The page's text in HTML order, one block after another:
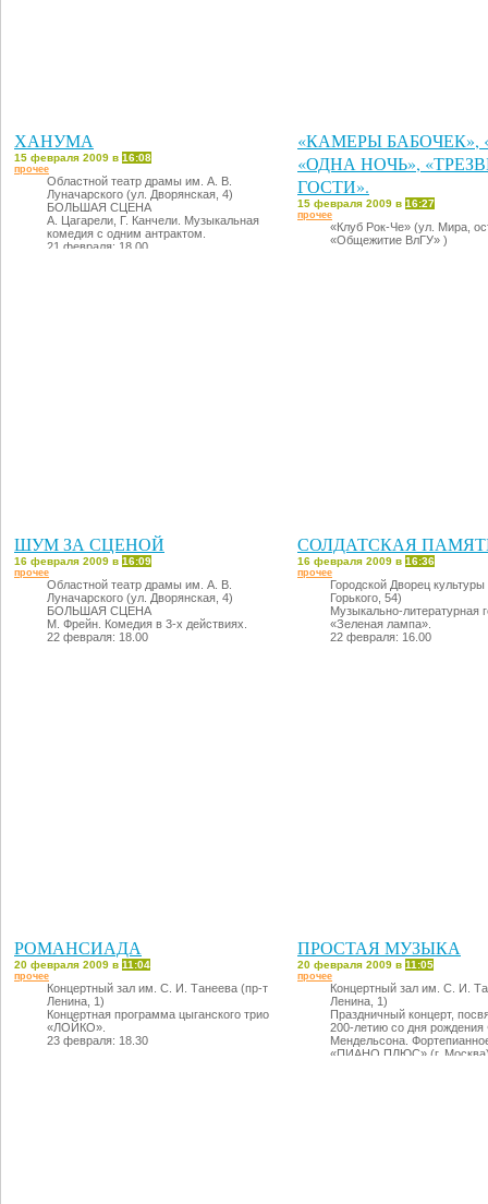
ХАНУМА
15 февраля 2009 в 16:08
прочее
Областной театр драмы им. А. В.
Луначарского (ул. Дворянская, 4)
БОЛЬШАЯ СЦЕНА
А. Цагарели, Г. Канчели. Музыкальная
комедия с одним антрактом.
21 февраля: 18.00
«КАМЕРЫ БАБОЧЕК»,
«ОДНА НОЧЬ»,
ГОСТИ».
15 февраля 2009 в 16:27
прочее
«Клуб Рок-Че» (ул. Мира,
«Общежитие ВлГУ» )
ШУМ ЗА СЦЕНОЙ
16 февраля 2009 в 16:09
прочее
Областной театр драмы им. А. В.
Луначарского (ул. Дворянская, 4)
БОЛЬШАЯ СЦЕНА
М. Фрейн. Комедия в 3-х действиях.
22 февраля: 18.00
СОЛДАТСКАЯ
16 февраля 2009 в 16:36
прочее
Городской Дворец культуры
Горького, 54)
Музыкально-литературная
«Зеленая лампа».
22 февраля: 16.00
РОМАНСИАДА
20 февраля 2009 в 11:04
прочее
Концертный зал им. С. И. Танеева (пр-т
Ленина, 1)
Концертная программа цыганского трио
«ЛОЙКО».
23 февраля: 18.30
ПРОСТАЯ МУЗЫКА
20 февраля 2009 в 11:05
прочее
Концертный зал им. С. И.
Ленина, 1)
Праздничный концерт,
200-летию со дня рождения
Мендельсона.
«ПИАНО ПЛЮС» (г.